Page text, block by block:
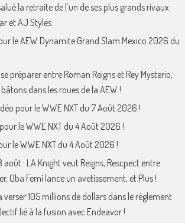
la retraite de l’un de ses plus grands rivaux.
et AJ Styles
le AEW Dynamite Grand Slam Mexico 2026 du
préparer entre Roman Reigns et Rey Mysterio,
dans les roues de la AEW !
pour le WWE NXT du 7 Août 2026 !
le WWE NXT du 4 Août 2026 !
le WWE NXT du 4 Août 2026 !
août : LA Knight veut Reigns, Rescpect entre
Oba Femi lance un avetissement, et Plus !
verser 105 millions de dollars dans le règlement
lié à la fusion avec Endeavor !